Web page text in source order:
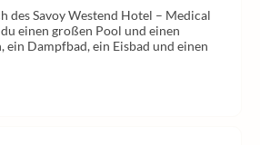
des Savoy Westend Hotel – Medical
einen großen Pool und einen
ein Dampfbad, ein Eisbad und einen